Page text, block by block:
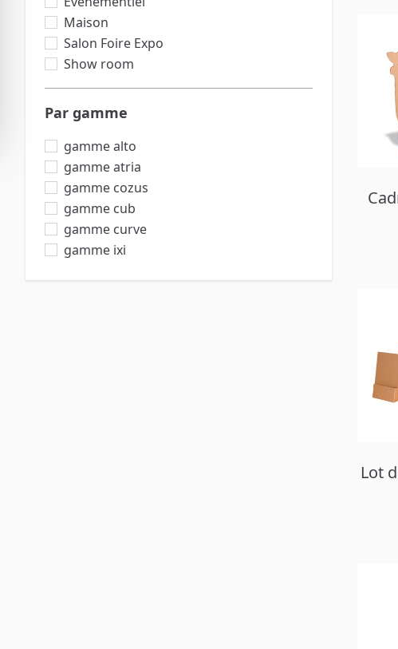
BUREAU
OBJETS DECORATION
TABLE
TABLE HAUTE TABLE
Maison
Salon Foire Expo
Show room
Par gamme
gamme alto
gamme atria
gamme cozus
gamme cub
gamme curve
gamme ixi
Lot